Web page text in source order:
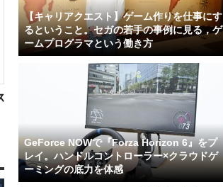
【キャリアクエスト】ゲーム作りを仕事にす
るということ。セガの若手の事例に見る，ゲ
ームプログラマという働き方
GeForce NOWで『Forza Horizon 6』をプ
レイ。ハンドルコントローラー×クラウドゲ
ーミングの底力を体感